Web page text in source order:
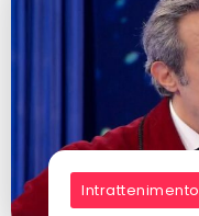
Intrattenimento